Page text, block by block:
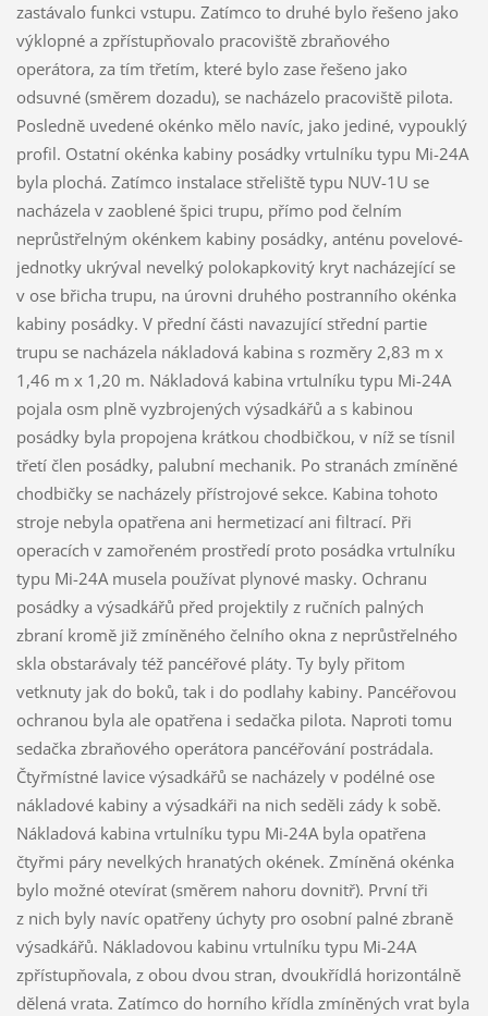
zastávalo funkci vstupu. Zatímco to druhé bylo řešeno jako
výklopné a zpřístupňovalo pracoviště zbraňového
operátora, za tím třetím, které bylo zase řešeno jako
odsuvné (směrem dozadu), se nacházelo pracoviště pilota.
Posledně uvedené okénko mělo navíc, jako jediné, vypouklý
profil. Ostatní okénka kabiny posádky vrtulníku typu Mi-24A
byla plochá. Zatímco instalace střeliště typu NUV-1U se
nacházela v zaoblené špici trupu, přímo pod čelním
neprůstřelným okénkem kabiny posádky, anténu povelové-
jednotky ukrýval nevelký polokapkovitý kryt nacházející se
v ose břicha trupu, na úrovni druhého postranního okénka
kabiny posádky. V přední části navazující střední partie
trupu se nacházela nákladová kabina s rozměry 2,83 m x
1,46 m x 1,20 m. Nákladová kabina vrtulníku typu Mi-24A
pojala osm plně vyzbrojených výsadkářů a s kabinou
posádky byla propojena krátkou chodbičkou, v níž se tísnil
třetí člen posádky, palubní mechanik. Po stranách zmíněné
chodbičky se nacházely přístrojové sekce. Kabina tohoto
stroje nebyla opatřena ani hermetizací ani filtrací. Při
operacích v zamořeném prostředí proto posádka vrtulníku
typu Mi-24A musela používat plynové masky. Ochranu
posádky a výsadkářů před projektily z ručních palných
zbraní kromě již zmíněného čelního okna z neprůstřelného
skla obstarávaly též pancéřové pláty. Ty byly přitom
vetknuty jak do boků, tak i do podlahy kabiny. Pancéřovou
ochranou byla ale opatřena i sedačka pilota. Naproti tomu
sedačka zbraňového operátora pancéřování postrádala.
Čtyřmístné lavice výsadkářů se nacházely v podélné ose
nákladové kabiny a výsadkáři na nich seděli zády k sobě.
Nákladová kabina vrtulníku typu Mi-24A byla opatřena
čtyřmi páry nevelkých hranatých okének. Zmíněná okénka
bylo možné otevírat (směrem nahoru dovnitř). První tři
z nich byly navíc opatřeny úchyty pro osobní palné zbraně
výsadkářů. Nákladovou kabinu vrtulníku typu Mi-24A
zpřístupňovala, z obou dvou stran, dvoukřídlá horizontálně
dělená vrata. Zatímco do horního křídla zmíněných vrat byla